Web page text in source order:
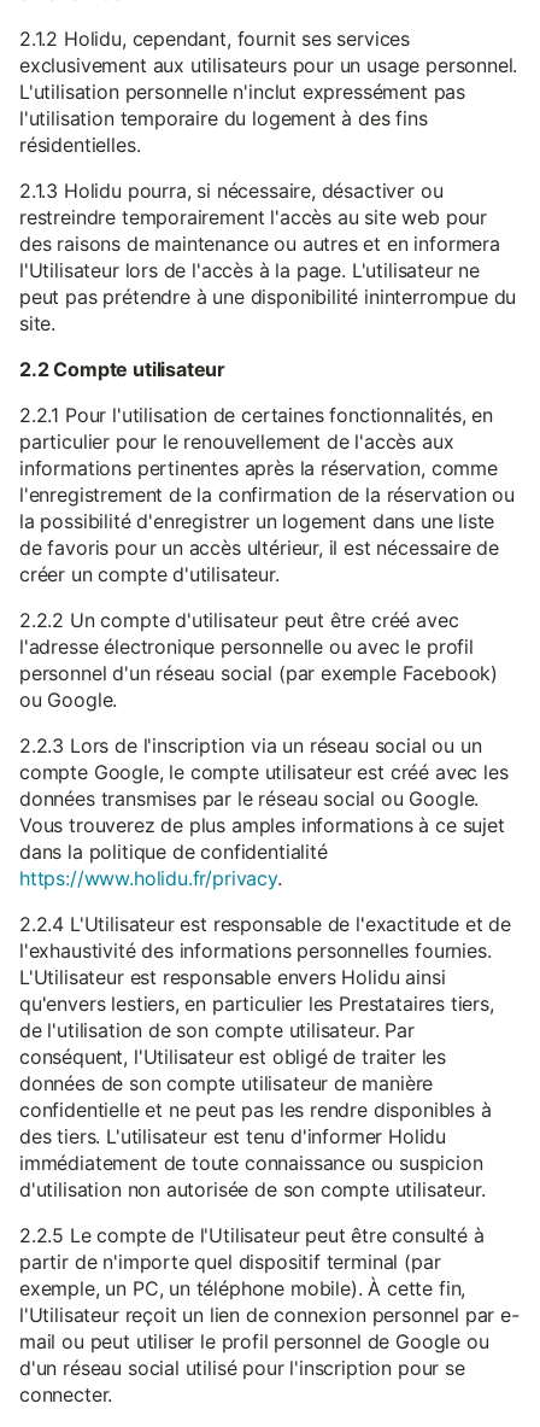
2.1.2 Holidu, cependant, fournit ses services
exclusivement aux utilisateurs pour un usage personnel.
L'utilisation personnelle n'inclut expressément pas
l'utilisation temporaire du logement à des fins
résidentielles.
2.1.3 Holidu pourra, si nécessaire, désactiver ou
restreindre temporairement l'accès au site web pour
des raisons de maintenance ou autres et en informera
l'Utilisateur lors de l'accès à la page. L'utilisateur ne
peut pas prétendre à une disponibilité ininterrompue du
site.
2.2 Compte utilisateur
2.2.1 Pour l'utilisation de certaines fonctionnalités, en
particulier pour le renouvellement de l'accès aux
informations pertinentes après la réservation, comme
l'enregistrement de la confirmation de la réservation ou
la possibilité d'enregistrer un logement dans une liste
de favoris pour un accès ultérieur, il est nécessaire de
créer un compte d'utilisateur.
2.2.2 Un compte d'utilisateur peut être créé avec
l'adresse électronique personnelle ou avec le profil
personnel d'un réseau social (par exemple Facebook)
ou Google.
2.2.3 Lors de l'inscription via un réseau social ou un
compte Google, le compte utilisateur est créé avec les
données transmises par le réseau social ou Google.
Vous trouverez de plus amples informations à ce sujet
dans la politique de confidentialité
https://www.holidu.fr/privacy.
2.2.4 L'Utilisateur est responsable de l'exactitude et de
l'exhaustivité des informations personnelles fournies.
L'Utilisateur est responsable envers Holidu ainsi
qu'envers lestiers, en particulier les Prestataires tiers,
de l'utilisation de son compte utilisateur. Par
conséquent, l'Utilisateur est obligé de traiter les
données de son compte utilisateur de manière
confidentielle et ne peut pas les rendre disponibles à
des tiers. L'utilisateur est tenu d'informer Holidu
immédiatement de toute connaissance ou suspicion
d'utilisation non autorisée de son compte utilisateur.
2.2.5 Le compte de l'Utilisateur peut être consulté à
partir de n'importe quel dispositif terminal (par
exemple, un PC, un téléphone mobile). À cette fin,
l'Utilisateur reçoit un lien de connexion personnel par e-
mail ou peut utiliser le profil personnel de Google ou
d'un réseau social utilisé pour l'inscription pour se
connecter.